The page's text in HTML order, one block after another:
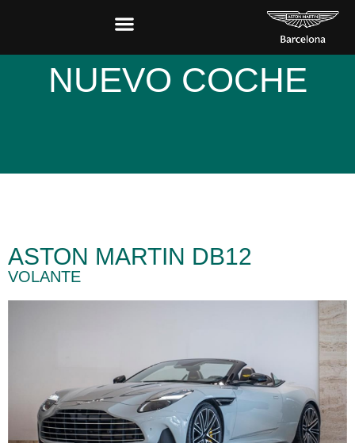
NUEVO COCHE
ASTON MARTIN DB12
VOLANTE